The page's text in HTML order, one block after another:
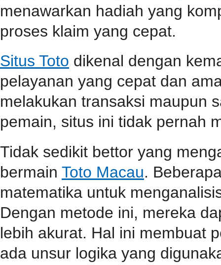
menawarkan hadiah yang
proses klaim yang cepat.
Situs Toto dikenal dengan
pelayanan yang cepat dan
melakukan transaksi maupun
pemain, situs ini tidak pernah
Tidak sedikit bettor yang
bermain Toto Macau.
matematika untuk
Dengan metode ini, mereka
lebih akurat. Hal ini membuat
ada unsur logika yang